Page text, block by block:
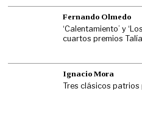
Fernando Olmedo
‘Calentamiento’ y
cuartos premios Talía
Ignacio Mora
Tres clásicos patrios